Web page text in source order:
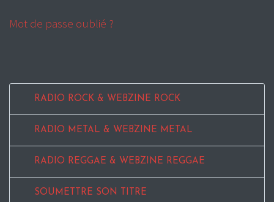
Mot de passe oublié ?
RADIO ROCK & WEBZINE ROCK
RADIO METAL & WEBZINE METAL
RADIO REGGAE & WEBZINE REGGAE
SOUMETTRE SON TITRE